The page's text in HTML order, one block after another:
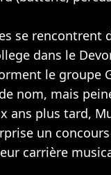
se rencontrent
dans le
le groupe
nom, mais
ans plus tard,
un
carrière